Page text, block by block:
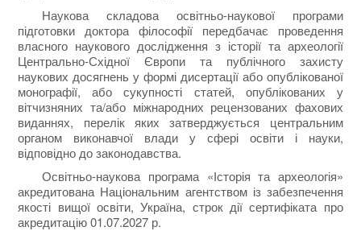
Наукова складова освітньо-наукової програми
підготовки доктора філософії передбачає проведення
власного наукового дослідження з історії та археології
Центрально-Східної Європи та публічного захисту
наукових досягнень у формі дисертації або опублікованої
монографії, або сукупності статей, опублікованих у
вітчизняних та/або міжнародних рецензованих фахових
виданнях, перелік яких затверджується центральним
органом виконавчої влади у сфері освіти і науки,
відповідно до законодавства.
Освітньо-наукова програма «Історія та археологія»
акредитована Національним агентством із забезпечення
якості вищої освіти, Україна, строк дії сертифіката про
акредитацію 01.07.2027 р.